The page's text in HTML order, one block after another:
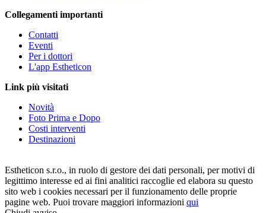
Collegamenti importanti
Contatti
Eventi
Per i dottori
L'app Estheticon
Link più visitati
Novità
Foto Prima e Dopo
Costi interventi
Destinazioni
Estheticon s.r.o., in ruolo di gestore dei dati personali, per motivi di
legittimo interesse ed ai fini analitici raccoglie ed elabora su questo
sito web i cookies necessari per il funzionamento delle proprie
pagine web. Puoi trovare maggiori informazioni qui